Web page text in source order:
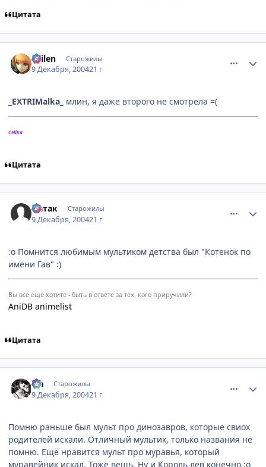
Цитата
Sailen Старожилы
9 Декабря, 200421 г
_EXTRIMalka_ млин, я даже второго не смотрела =(
Сейка
Цитата
Натак Старожилы
9 Декабря, 200421 г
:o Помнится любимым мультиком детства был "Котенок по
имени Гав" :)
Вы все еще хотите - быть в ответе за тех, кого приручили?
AniDB animelist
Цитата
Lia Старожилы
9 Декабря, 200421 г
Помню раньше был мульт про динозавров, которые свиох
родителей искали. Отличный мультик, только названия не
помню. Ещё нравится мульт про муравья, который
муравейник искал. Тоже вещь. Ну и Король лев конечно :o